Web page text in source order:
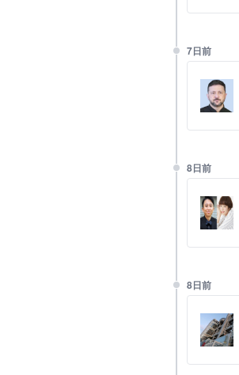
7日前
8日前
8日前